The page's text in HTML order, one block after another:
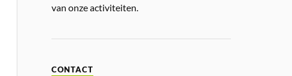
van onze activiteiten.
CONTACT